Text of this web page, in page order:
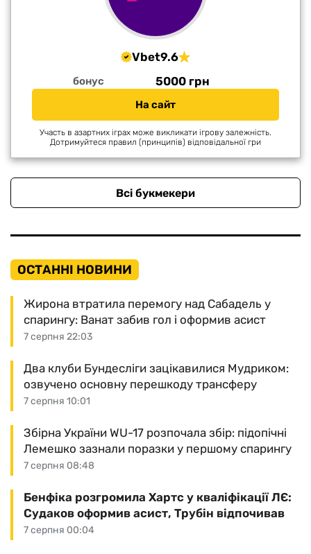
Vbet9.6
бонус 5000 грн
На сайт
Участь в азартних іграх може викликати ігрову залежність.
Дотримуйтеся правил (принципів) відповідальної гри
Всі букмекери
ОСТАННІ НОВИНИ
7 серпня 22:03
Жирона втратила перемогу над Сабадель у
спарингу: Ванат забив гол і оформив асист
7 серпня 10:01
Два клуби Бундесліги зацікавилися Мудриком:
озвучено основну перешкоду трансферу
7 серпня 08:48
Збірна України WU-17 розпочала збір: підопічні
Лемешко зазнали поразки у першому спарингу
7 серпня 00:04
Бенфіка розгромила Хартс у кваліфікації ЛЄ:
Судаков оформив асист, Трубін відпочивав